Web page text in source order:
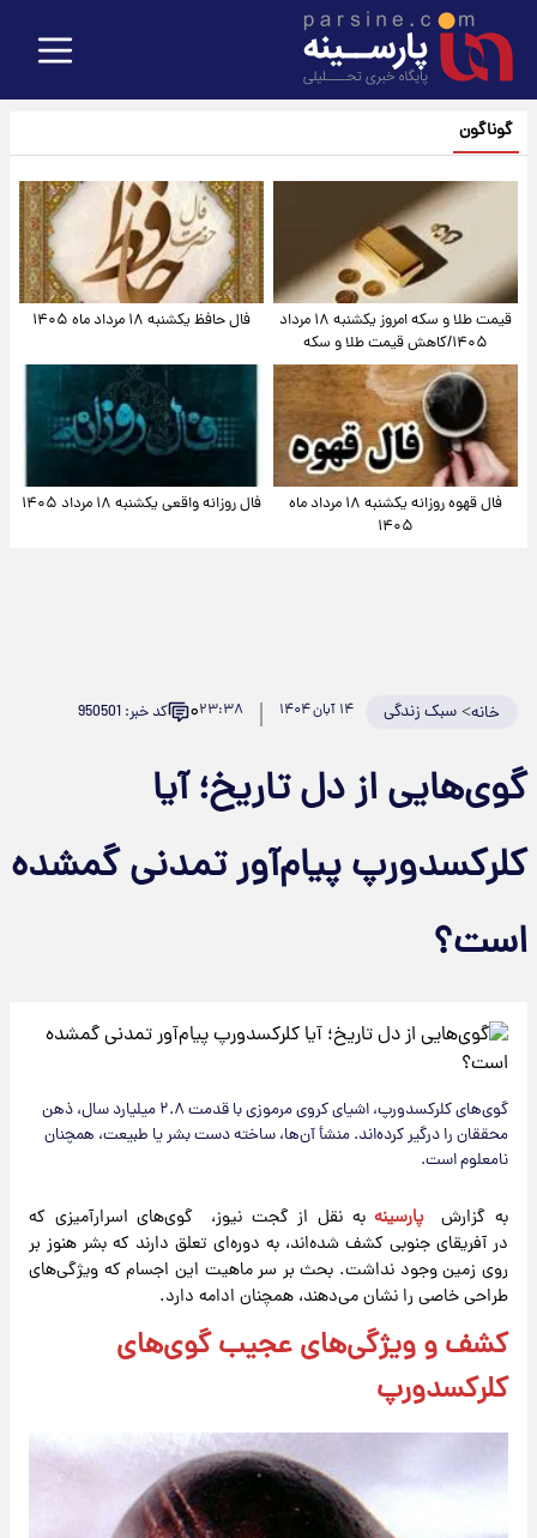
گوناگون
قیمت طلا و سکه امروز یکشنبه ۱۸ مرداد
۱۴۰۵/کاهش قیمت طلا و سکه
فال حافظ یکشنبه ۱۸ مرداد ماه ۱۴۰۵
فال قهوه روزانه یکشنبه ۱۸ مرداد ماه
۱۴۰۵
فال روزانه واقعی یکشنبه ۱۸ مرداد ۱۴۰۵
خانه>سبک زندگی ۱۴ آبان ۱۴۰۴ ۲۳:۳۸۰ کد خبر: 950501
گوی‌هایی از دل تاریخ؛ آیا
کلرکسدورپ پیام‌آور تمدنی گمشده
است؟
گوی‌های کلرکسدورپ، اشیای کروی مرموزی با قدمت ۲.۸ میلیارد سال، ذهن
محققان را درگیر کرده‌اند. منشأ آن‌ها، ساخته دست بشر یا طبیعت، همچنان
نامعلوم است.
به گزارش پارسینهبه نقل از گجت نیوز، گوی‌های اسرارآمیزی که
در آفریقای جنوبی کشف شده‌اند، به دوره‌ای تعلق دارند که بشر هنوز بر
روی زمین وجود نداشت. بحث بر سر ماهیت این اجسام که ویژگی‌های
طراحی خاصی را نشان می‌دهند، همچنان ادامه دارد.
کشف و ویژگی‌های عجیب گوی‌های
کلرکسدورپ